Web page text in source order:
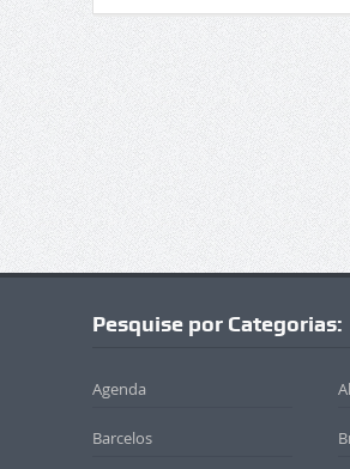
Pesquise por Categorias:
Agenda
Barcelos